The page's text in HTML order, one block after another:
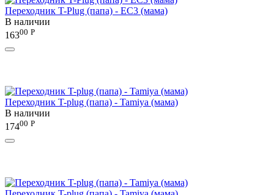
Переходник T-Plug (папа) - EC3 (мама)
В наличии
16300 Р
Переходник T-plug (папа) - Tamiya (мама)
В наличии
17400 Р